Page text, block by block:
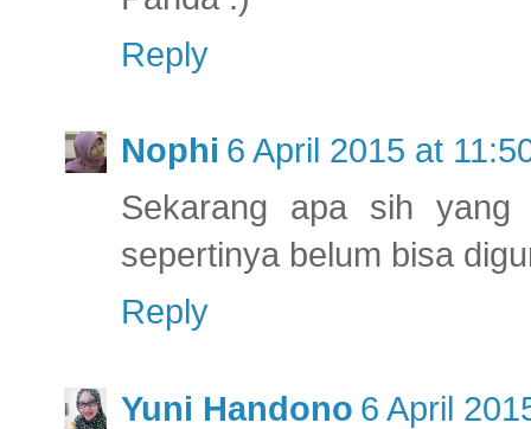
Reply
Nophi 6 April 2015 at
Sekarang apa sih
sepertinya belum bisa
Reply
Yuni Handono 6 April